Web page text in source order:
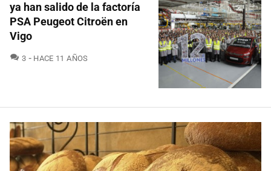
ya han salido de la factoría
PSA Peugeot Citroën en
Vigo
3 COMENTARIOS
HACE 11 AÑOS